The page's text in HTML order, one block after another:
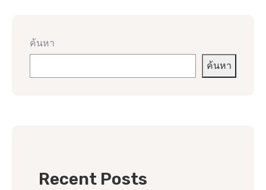
ค้นหา
ค้นหา
Recent Posts